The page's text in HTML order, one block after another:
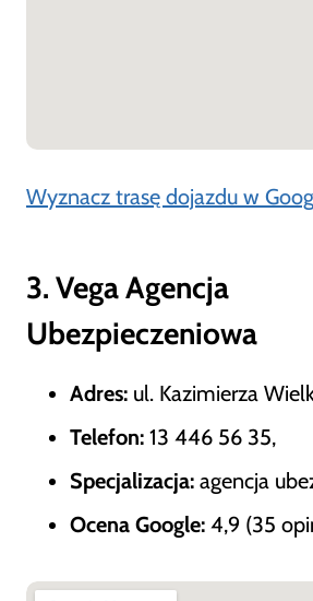
Wyznacz trasę dojazdu w
3. Vega Agencja
Ubezpieczeniowa
Adres: ul. Kazimierza
Telefon: 13 446 56 35,
Specjalizacja: agencja
Ocena Google: 4,9 (35